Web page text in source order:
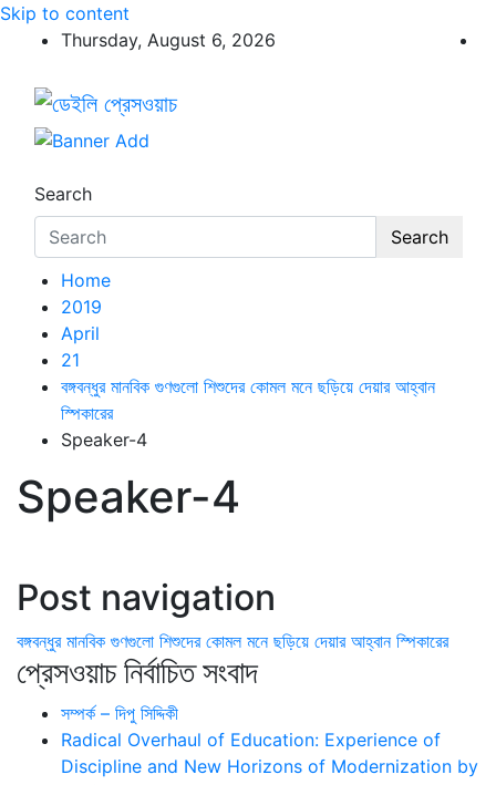
Skip to content
Thursday, August 6, 2026
ডেইলি প্রেসওয়াচ
ডেইলি প্রেসওয়াচ মুক্তিযুদ্ধের চেতনায় উদ্বুদ্ধ মুখপত্র
Search
Search
Home
2019
April
21
বঙ্গবন্ধুর মানবিক গুণগুলো শিশুদের কোমল মনে ছড়িয়ে দেয়ার আহ্বান
স্পিকারের
Speaker-4
Speaker-4
Post navigation
বঙ্গবন্ধুর মানবিক গুণগুলো শিশুদের কোমল মনে ছড়িয়ে দেয়ার আহ্বান স্পিকারের
প্রেসওয়াচ নির্বাচিত সংবাদ
সম্পর্ক – দিপু সিদ্দিকী
Radical Overhaul of Education: Experience of
Discipline and New Horizons of Modernization by